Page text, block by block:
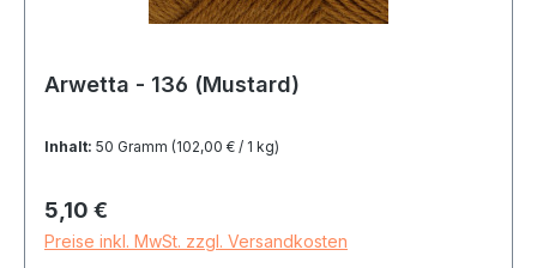
Arwetta - 136 (Mustard)
Inhalt: 50 Gramm (102,00 € / 1 kg)
Regulärer Preis:
5,10 €
Preise inkl. MwSt. zzgl. Versandkosten